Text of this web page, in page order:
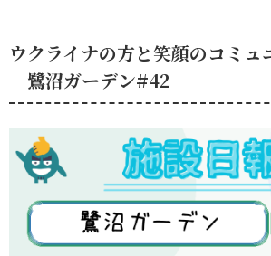
ウクライナの方と笑顔のコミ
鷺沼ガーデン#42